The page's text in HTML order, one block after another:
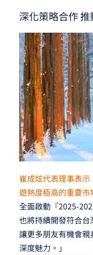
深化策略合作
崔成炫代表理事表
遊熱度極高的重要市
全面啟動『2025-
也將持續開發符合台
讓更多朋友有機會
深度魅力。」